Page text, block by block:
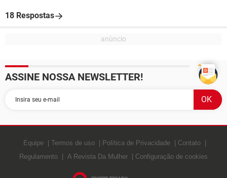
18 Respostas
ASSINE NOSSA NEWSLETTER!
Equipe Termos de uso Política de Privacidade
Contato
Regulamento
A Revista Da Mulher Configuração de cookies